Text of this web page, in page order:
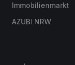
Immobilienmarkt
AZUBI NRW